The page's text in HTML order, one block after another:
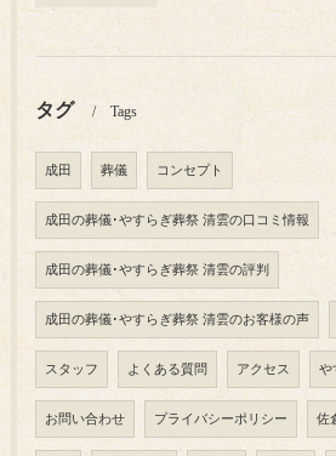
タグ Tags
成田 葬儀 コンセプト
成田の葬儀･やすらぎ葬祭 清雲の口コミ情報
成田の葬儀･やすらぎ葬祭 清雲の評判
成田の葬儀･やすらぎ葬祭 清雲のお客様の声
スタッフ よくある質問 アクセス や
お問い合わせ プライバシーポリシー 佐